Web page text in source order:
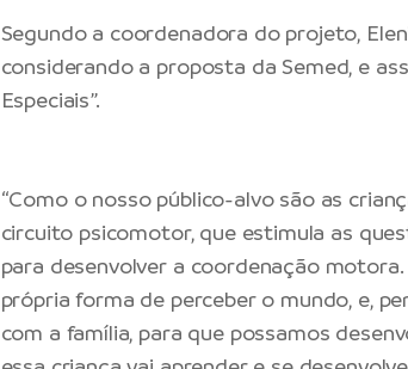
Segundo a coordenadora do projeto,
considerando a proposta da Semed, e
Especiais”.
“Como o nosso público-alvo são as
circuito psicomotor, que estimula as
para desenvolver a coordenação
própria forma de perceber o mundo, e,
com a família, para que possamos